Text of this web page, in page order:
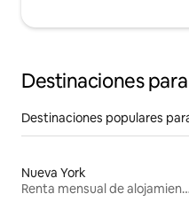
Destinaciones
Destinaciones populares
Nueva York
Renta mensual de alojamientos